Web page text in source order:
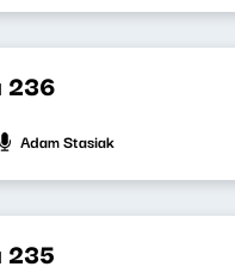
236
Adam Stasiak
235